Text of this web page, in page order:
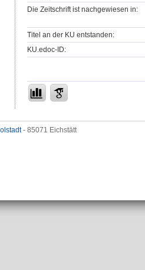
Die Zeitschrift ist nachgewiesen in:
Titel an der KU entstanden:
KU.edoc-ID:
- 85071 Eichstätt